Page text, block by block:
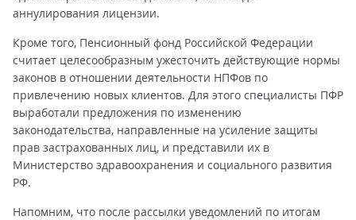
аннулирования лицензии.
Кроме того, Пенсионный фонд Российской Федерации
считает целесообразным ужесточить действующие нормы
законов в отношении деятельности НПФов по
привлечению новых клиентов. Для этого специалисты ПФР
выработали предложения по изменению
законодательства, направленные на усиление защиты
прав застрахованных лиц, и представили их в
Министерство здравоохранения и социального развития
РФ.
Напомним, что после рассылки уведомлений по итогам